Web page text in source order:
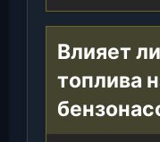
Влияет
топлива